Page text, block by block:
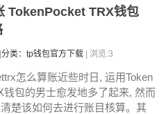
TokenPocket TRX钱包
分类：tp钱包官方下载 | 浏览:3
怎么算账近些时日, 运用Token
钱包的男士愈发地多了起来, 然而
楚该如何去进行账目核算。其